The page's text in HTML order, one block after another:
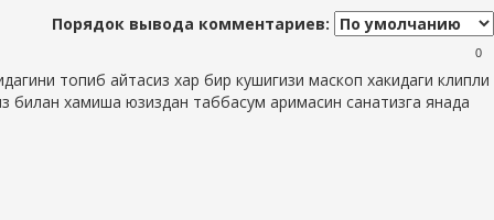
Порядок вывода комментариев:
0
топиб айтасиз хар бир кушигизи маскоп хакидаги клипли
билан хамиша юзиздан таббасум аримасин санатизга янада